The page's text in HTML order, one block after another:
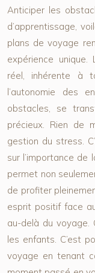
Anticiper les
d’apprentissage,
plans de voyage
expérience
réel, inhérente à
l’autonomie des
obstacles, se
précieux. Rien de
gestion du stress.
sur l’importance de
permet non
de profiter
esprit positif face
au-delà du voyage.
les enfants. C’est
voyage en tenant